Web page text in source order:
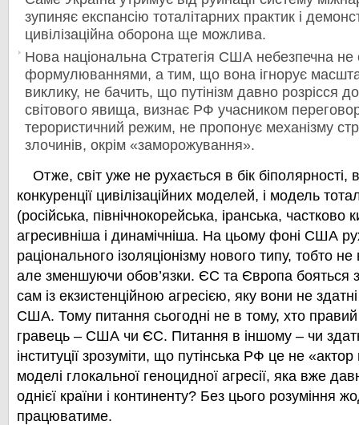
зупиняє експансію тоталітарних практик і
цивілізаційна оборона ще можлива.
Нова національна Стратегія США небезпечна не
формулюваннями, а тим, що вона ігнорує
виклику, не бачить, що путінізм давно розрісся
світового явища, визнає РФ учасником
терористичний режим, не пропонує механізму
злочинів, окрім «заморожування».
Отже, світ уже не рухається в бік біполярності,
конкуренції цивілізаційних моделей, і модель
(російська, північнокорейська, іранська, частково
агресивніша і динамічніша. На цьому фоні США
раціонального ізоляціонізму нового типу, тобто
але зменшуючи обов’язки. ЄС та Європа бояться
сам із екзистенційною агресією, яку вони не здатні
США. Тому питання сьогодні не в тому, хто правий
гравець – США чи ЄС. Питання в іншому – чи
інституції зрозуміти, що путінська РФ це не
моделі глокальної геноцидної агресії, яка вже
однієї країни і континенту? Без цього розуміння
працюватиме.